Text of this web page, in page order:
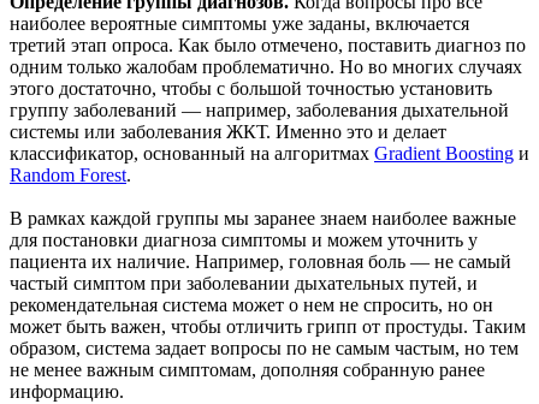
наиболее вероятные симптомы уже заданы, включается
третий этап опроса. Как было отмечено, поставить диагноз по
одним только жалобам проблематично. Но во многих случаях
этого достаточно, чтобы с большой точностью установить
группу заболеваний — например, заболевания дыхательной
системы или заболевания ЖКТ. Именно это и делает
классификатор, основанный на алгоритмах Gradient Boosting и
Random Forest.
В рамках каждой группы мы заранее знаем наиболее важные
для постановки диагноза симптомы и можем уточнить у
пациента их наличие. Например, головная боль — не самый
частый симптом при заболевании дыхательных путей, и
рекомендательная система может о нем не спросить, но он
может быть важен, чтобы отличить грипп от простуды. Таким
образом, система задает вопросы по не самым частым, но тем
не менее важным симптомам, дополняя собранную ранее
информацию.